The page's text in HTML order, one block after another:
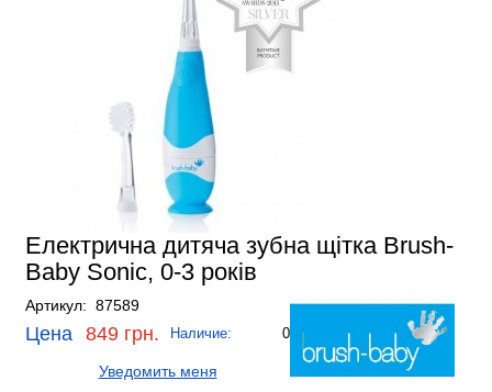
Електрична дитяча зубна щітка Brush-
Baby Sonic, 0-3 років
Артикул: 87589
Цена 849 грн. Наличие: 0
Уведомить меня